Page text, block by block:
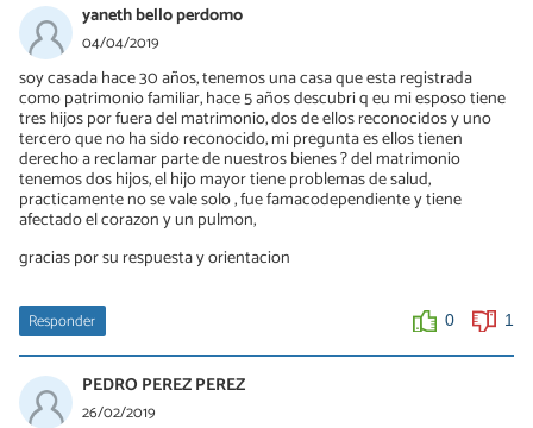
yaneth bello perdomo
04/04/2019
soy casada hace 30 años, tenemos una casa que esta registrada
como patrimonio familiar, hace 5 años descubri q eu mi esposo tiene
tres hijos por fuera del matrimonio, dos de ellos reconocidos y uno
tercero que no ha sido reconocido, mi pregunta es ellos tienen
derecho a reclamar parte de nuestros bienes ? del matrimonio
tenemos dos hijos, el hijo mayor tiene problemas de salud,
practicamente no se vale solo , fue famacodependiente y tiene
afectado el corazon y un pulmon,
gracias por su respuesta y orientacion
Responder 0 1
PEDRO PEREZ PEREZ
26/02/2019